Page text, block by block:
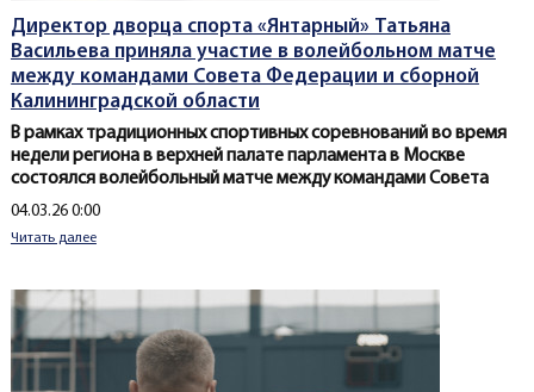
Директор дворца спорта «Янтарный» Татьяна
Васильева приняла участие в волейбольном матче
между командами Совета Федерации и сборной
Калининградской области
В рамках традиционных спортивных соревнований во время
недели региона в верхней палате парламента в Москве
состоялся волейбольный матче между командами Совета
Создано
04.03.26 0:00
Читать далее